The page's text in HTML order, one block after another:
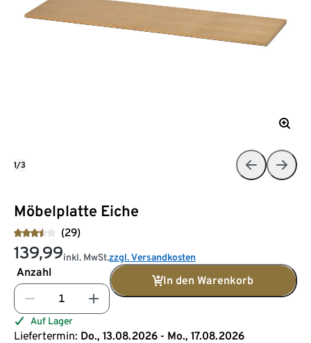
Möbelplatte Eiche
(29)
139,99inkl. MwSt.zzgl. Versandkosten
Anzahl
In den Warenkorb
Auf Lager
Liefertermin: Do., 13.08.2026 - Mo., 17.08.2026
1/3